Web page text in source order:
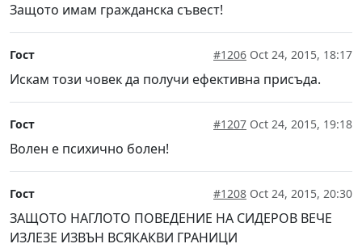
Защото имам гражданска съвест!
Гост #1206 Oct 24, 2015, 18:17
Искам този човек да получи ефективна присъда.
Гост #1207 Oct 24, 2015, 19:18
Волен е психично болен!
Гост #1208 Oct 24, 2015, 20:30
ЗАЩОТО НАГЛОТО ПОВЕДЕНИЕ НА СИДЕРОВ ВЕЧЕ
ИЗЛЕЗЕ ИЗВЪН ВСЯКАКВИ ГРАНИЦИ